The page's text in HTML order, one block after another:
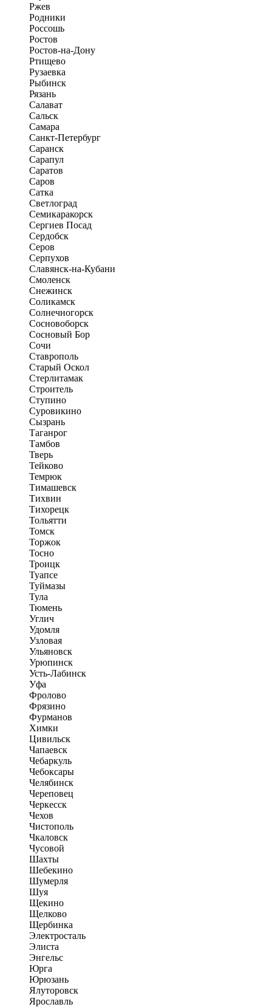
Ржев
Родники
Россошь
Ростов
Ростов-на-Дону
Ртищево
Рузаевка
Рыбинск
Рязань
Салават
Сальск
Самара
Санкт-Петербург
Саранск
Сарапул
Саратов
Саров
Сатка
Светлоград
Семикаракорск
Сергиев Посад
Сердобск
Серов
Серпухов
Славянск-на-Кубани
Смоленск
Снежинск
Соликамск
Солнечногорск
Сосновоборск
Сосновый Бор
Сочи
Ставрополь
Старый Оскол
Стерлитамак
Строитель
Ступино
Суровикино
Сызрань
Таганрог
Тамбов
Тверь
Тейково
Темрюк
Тимашевск
Тихвин
Тихорецк
Тольятти
Томск
Торжок
Тосно
Троицк
Туапсе
Туймазы
Тула
Тюмень
Углич
Удомля
Узловая
Ульяновск
Урюпинск
Усть-Лабинск
Уфа
Фролово
Фрязино
Фурманов
Химки
Цивильск
Чапаевск
Чебаркуль
Чебоксары
Челябинск
Череповец
Черкесск
Чехов
Чистополь
Чкаловск
Чусовой
Шахты
Шебекино
Шумерля
Шуя
Щекино
Щелково
Щербинка
Электросталь
Элиста
Энгельс
Юрга
Юрюзань
Ялуторовск
Ярославль